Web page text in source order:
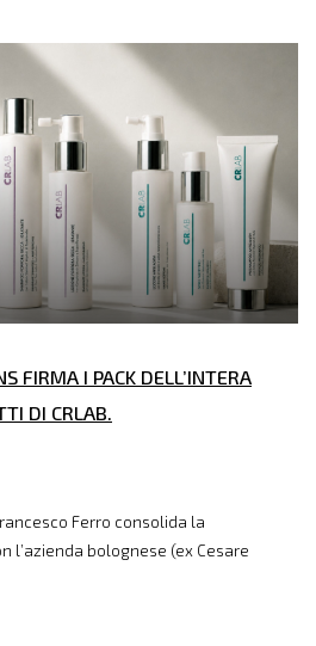
FIRMA I PACK DELL’INTERA
DI CRLAB.
Ferro consolida la
l’azienda bolognese (ex Cesare